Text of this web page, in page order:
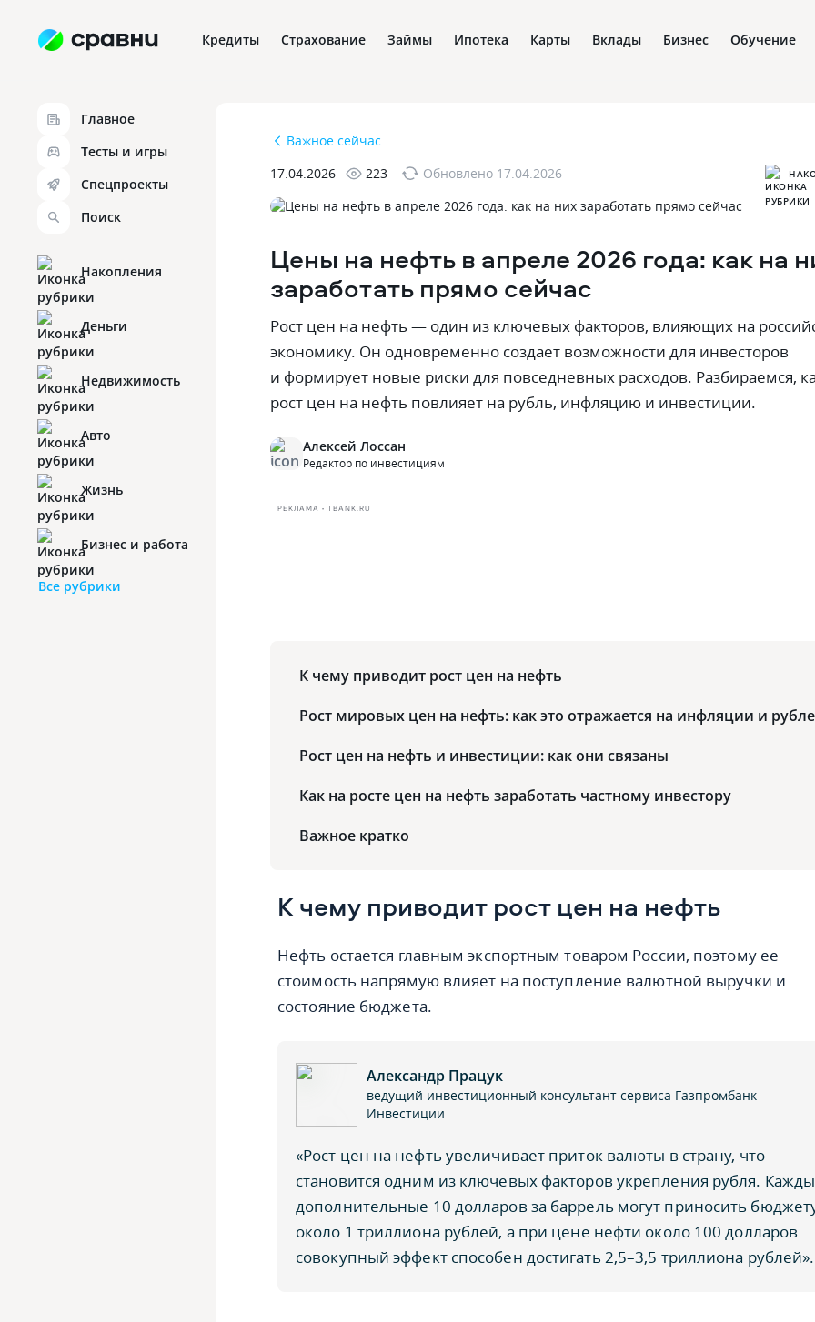
Кредиты Страхование Займы Ипотека Карты Вклады Бизнес Обучение
Главное
Тесты и игры
Спецпроекты
Поиск
Накопления
Деньги
Недвижимость
Авто
Жизнь
Бизнес и работа
Все рубрики
Важное сейчас
17.04.2026
223 Обновлено 17.04.2026
Цены на нефть в апреле 2026 года: как на
заработать прямо сейчас
Рост цен на нефть — один из ключевых факторов‚ влияющих на
экономику. Он одновременно создает возможности для инвесторов
и формирует новые риски для повседневных расходов. Разбираемся‚
рост цен на нефть повлияет на рубль‚ инфляцию и инвестиции.
Алексей Лоссан
Редактор по инвестициям
РЕКЛАМА • TBANK.RU
К чему приводит рост цен на нефть
Рост мировых цен на нефть: как это отражается на инфляции и рубле
Рост цен на нефть и инвестиции: как они связаны
Как на росте цен на нефть заработать частному инвестору
Важное кратко
К чему приводит рост цен на нефть
Нефть остается главным экспортным товаром России, поэтому ее
стоимость напрямую влияет на поступление валютной выручки и
состояние бюджета.
Александр Працук
ведущий инвестиционный консультант сервиса Газпромбанк
Инвестиции
«Рост цен на нефть увеличивает приток валюты в страну, что
становится одним из ключевых факторов укрепления рубля.
дополнительные 10 долларов за баррель могут приносить
около 1 триллиона рублей, а при цене нефти около 100 долларов
совокупный эффект способен достигать 2,5–3,5 триллиона рублей».